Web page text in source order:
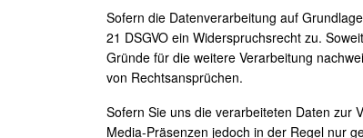
Sofern die Datenverarbeitung auf
21 DSGVO ein Widerspruchsrecht zu.
Gründe für die weitere Verarbeitung
von Rechtsansprüchen.
Sofern Sie uns die verarbeiteten Daten zur
Media-Präsenzen jedoch in der Regel nur